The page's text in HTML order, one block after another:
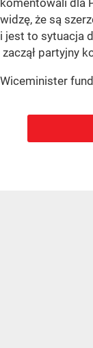
widzę, że są
i jest to sytuacja
zaczął partyjny
Wiceminister